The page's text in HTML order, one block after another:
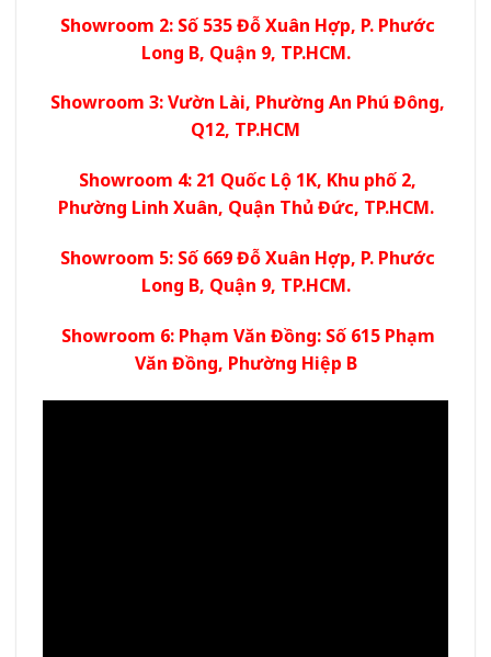
Showroom 2: Số 535 Đỗ Xuân Hợp, P. Phước
Long B, Quận 9, TP.HCM.
Showroom 3: Vườn Lài, Phường An Phú Đông,
Q12, TP.HCM
Showroom 4: 21 Quốc Lộ 1K, Khu phố 2,
Phường Linh Xuân, Quận Thủ Đức, TP.HCM.
Showroom 5: Số 669 Đỗ Xuân Hợp, P. Phước
Long B, Quận 9, TP.HCM.
Showroom 6: Phạm Văn Đồng: Số 615 Phạm
Văn Đồng, Phường Hiệp B